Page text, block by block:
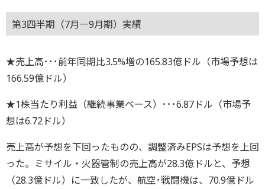
第3四半期（7月―9月期）実績
★売上高･･･前年同期比3.5%増の165.83億ドル（市場予想は
166.59億ドル）
★1株当たり利益（継続事業ベース）･･･6.87ドル（市場予
想は6.72ドル）
売上高が予想を下回ったものの、調整済みEPSは予想を上回
った。ミサイル・火器管制の売上高が28.3億ドルと、予想
（28.3億ドル）に一致したが、航空･戦闘機は、70.9億ドル